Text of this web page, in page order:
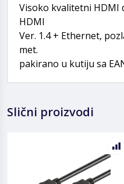
Visoko kvalitetni HDMI
HDMI
Ver. 1.4 + Ethernet,
met.
pakirano u kutiju sa
Slični proizvodi